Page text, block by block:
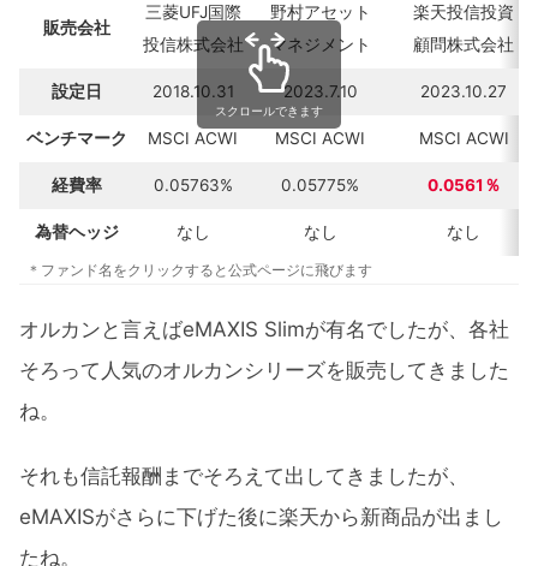
販売会社
三菱UFJ国際
投信株式会社
野村アセット
マネジメント
楽天投信投資
顧問株式会社
設定日 2018.10.31 2023.7.10 2023.10.27
ベンチマーク MSCI ACWI MSCI ACWI MSCI ACWI
経費率 0.05763% 0.05775% 0.0561％
為替ヘッジ なし なし なし
スクロールできます
＊ファンド名をクリックすると公式ページに飛びます
オルカンと言えばeMAXIS Slimが有名でしたが、各社
そろって人気のオルカンシリーズを販売してきました
ね。
それも信託報酬までそろえて出してきましたが、
eMAXISがさらに下げた後に楽天から新商品が出まし
たね。